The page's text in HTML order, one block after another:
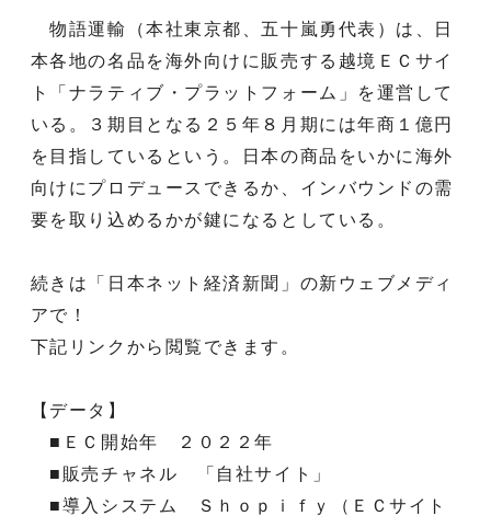
物語運輸（本社東京都、五十嵐勇代表）は、日
本各地の名品を海外向けに販売する越境ＥＣサイ
ト「ナラティブ・プラットフォーム」を運営して
いる。３期目となる２５年８月期には年商１億円
を目指しているという。日本の商品をいかに海外
向けにプロデュースできるか、インバウンドの需
要を取り込めるかが鍵になるとしている。
続きは「日本ネット経済新聞」の新ウェブメディ
アで！
下記リンクから閲覧できます。
【データ】
■ＥＣ開始年 ２０２２年
■販売チャネル 「自社サイト」
■導入システム Ｓｈｏｐｉｆｙ（ＥＣサイト